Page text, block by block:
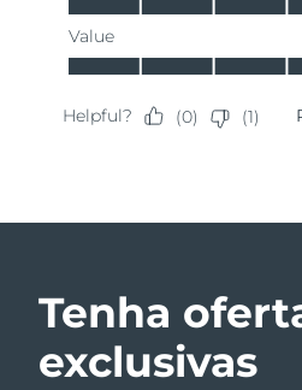
Tenha
exclusivas